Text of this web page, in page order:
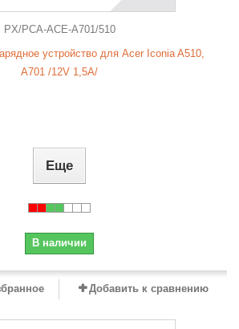
PX/PCA-ACE-A701/510
устройство для Acer Iconia A510,
A701 /12V 1,5A/
Еще
В наличии
Добавить к сравнению